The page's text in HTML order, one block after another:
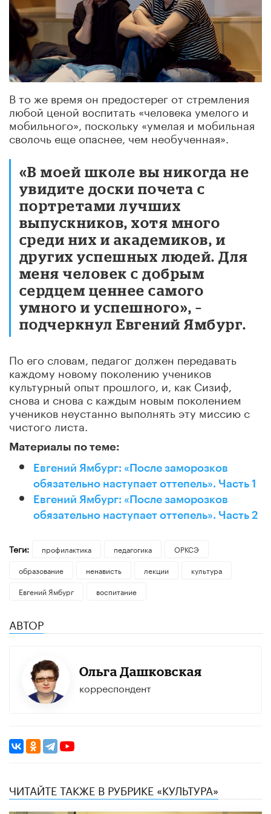
В то же время он предостерег от стремления
любой ценой воспитать «человека умелого и
мобильного», поскольку «умелая и мобильная
сволочь еще опаснее, чем необученная».
«В моей школе вы никогда не
увидите доски почета с
портретами лучших
выпускников, хотя много
среди них и академиков, и
других успешных людей. Для
меня человек с добрым
сердцем ценнее самого
умного и успешного», –
подчеркнул Евгений Ямбург.
По его словам, педагог должен передавать
каждому новому поколению учеников
культурный опыт прошлого, и, как Сизиф,
снова и снова с каждым новым поколением
учеников неустанно выполнять эту миссию с
чистого листа.
Материалы по теме:
Евгений Ямбург: «После заморозков
обязательно наступает оттепель». Часть 1
Евгений Ямбург: «После заморозков
обязательно наступает оттепель». Часть 2
Теги: профилактика педагогика
ОРКСЭ
образование
ненависть лекции
культура
Евгений Ямбург
воспитание
АВТОР
Ольга Дашковская
корреспондент
ЧИТАЙТЕ ТАКЖЕ В РУБРИКЕ «КУЛЬТУРА»